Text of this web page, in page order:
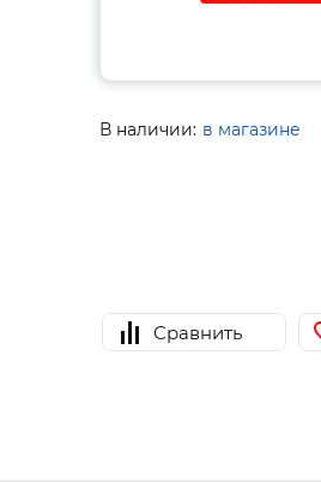
В наличии: в магазине
Сравнить